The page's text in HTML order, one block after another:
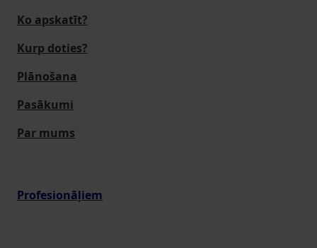
Ko apskatīt?
Kurp doties?
Plānošana
Pasākumi
Par mums
Profesionāļiem